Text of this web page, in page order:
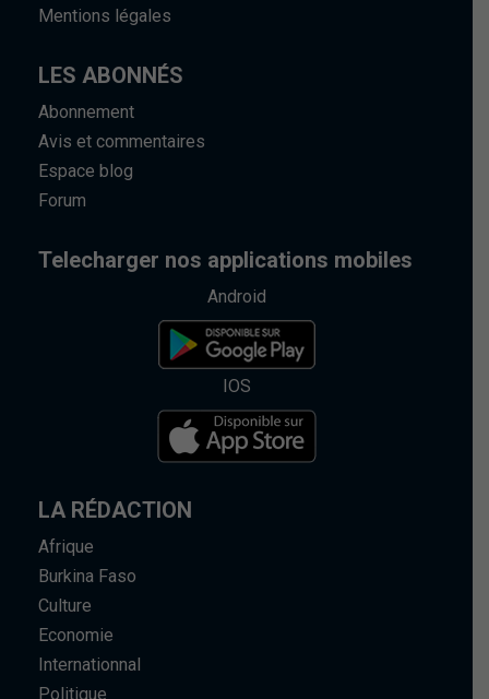
Mentions légales
LES ABONNÉS
Abonnement
Avis et commentaires
Espace blog
Forum
Telecharger nos applications mobiles
Android
IOS
LA RÉDACTION
Afrique
Burkina Faso
Culture
Economie
Internationnal
Politique